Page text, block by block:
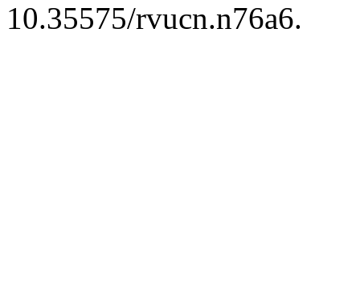
10.35575/rvucn.n76a6.